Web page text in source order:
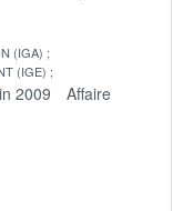
(IGA)
(IGE)
2009
Affaire